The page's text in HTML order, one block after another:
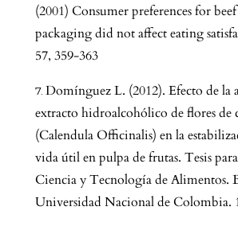
(2001) Consumer preferences for
packaging did not affect eating
57, 359-363
Domínguez L. (2012). Efecto de la
extracto hidroalcohólico de flores de
(Calendula Officinalis) en la
vida útil en pulpa de frutas. Tesis
Ciencia y Tecnología de Alimentos.
Universidad Nacional de Colombia.